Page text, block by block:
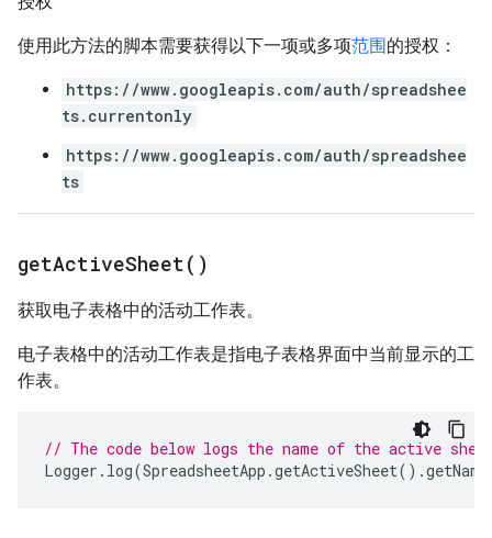
使用此方法的脚本需要获得以下一项或多项范围的授权：
https://www.googleapis.com/auth/spreadshee
ts.currentonly
https://www.googleapis.com/auth/spreadshee
ts
getActiveSheet( )
获取电子表格中的活动工作表。
电子表格中的活动工作表是指电子表格界面中当前显示的工
作表。
// The code below logs the name of the active
Logger . log(SpreadsheetApp .getActiveSheet().getName